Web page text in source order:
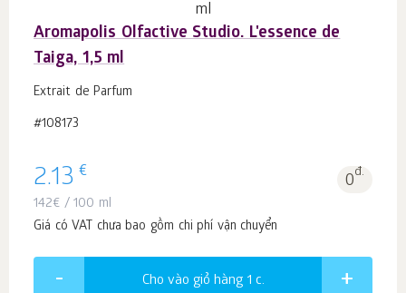
Aromapolis Olfactive Studio. L'essence de
Taiga, 1,5 ml
Extrait de Parfum
#108173
2.13 € 0đ.
142€ / 100 ml
Giá có VAT chưa bao gồm chi phí vận chuyển
Cho vào giỏ hàng 1 c.